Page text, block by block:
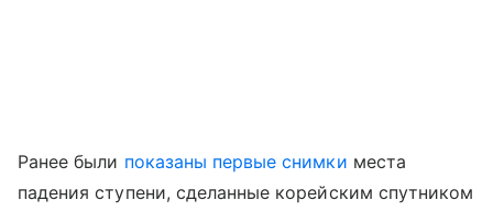
Ранее были показаны первые снимки места
падения ступени, сделанные корейским спутником